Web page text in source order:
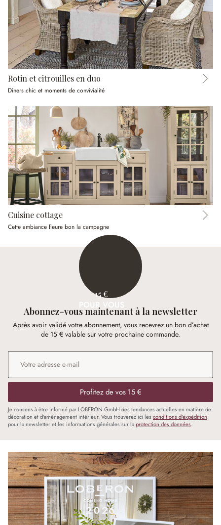
Rotin et citrouilles en duo
Diners chic et moments de convivialité
Cuisine cottage
Cette ambiance fleure bon la campagne
15 €
POUR VOUS
Abonnez-vous maintenant à la newsletter
Après avoir validé votre abonnement, vous recevrez un bon d’achat
de 15 € valable sur votre prochaine commande.
Adresse e-mail
Profitez de vos 15 €
Je consens à être informé par LOBERON GmbH des tendances actuelles en matière de
décoration et d'aménagement intérieur. Vous trouverez ici les conditions d'expédition
pour la newsletter et les informations générales sur laprotection des données.